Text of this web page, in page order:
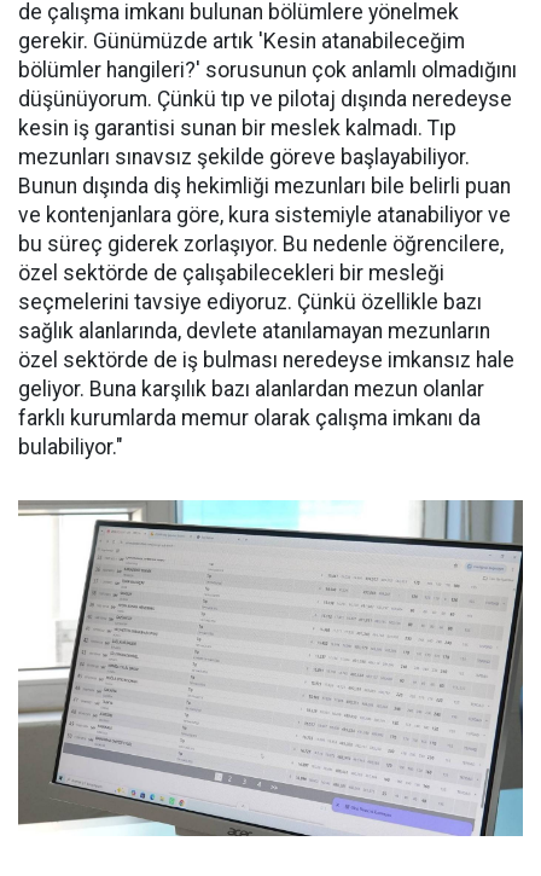
de çalışma imkanı bulunan bölümlere yönelmek
gerekir. Günümüzde artık 'Kesin atanabileceğim
bölümler hangileri?' sorusunun çok anlamlı olmadığını
düşünüyorum. Çünkü tıp ve pilotaj dışında neredeyse
kesin iş garantisi sunan bir meslek kalmadı. Tıp
mezunları sınavsız şekilde göreve başlayabiliyor.
Bunun dışında diş hekimliği mezunları bile belirli puan
ve kontenjanlara göre, kura sistemiyle atanabiliyor ve
bu süreç giderek zorlaşıyor. Bu nedenle öğrencilere,
özel sektörde de çalışabilecekleri bir mesleği
seçmelerini tavsiye ediyoruz. Çünkü özellikle bazı
sağlık alanlarında, devlete atanılamayan mezunların
özel sektörde de iş bulması neredeyse imkansız hale
geliyor. Buna karşılık bazı alanlardan mezun olanlar
farklı kurumlarda memur olarak çalışma imkanı da
bulabiliyor."